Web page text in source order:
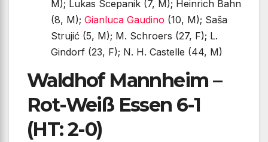
M); Lukas Scepanik (7, M); Heinrich Bahn
(8, M); Gianluca Gaudino (10, M); Saša
Strujić (5, M); M. Schroers (27, F); L.
Gindorf (23, F); N. H. Castelle (44, M)
Waldhof Mannheim –
Rot-Weiß Essen 6-1
(HT: 2-0)